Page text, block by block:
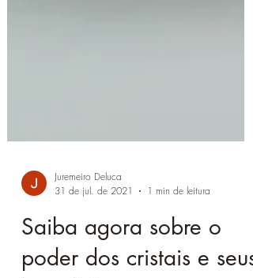
31 de jul. de 2021
1 min de leitura
Saiba agora sobre o